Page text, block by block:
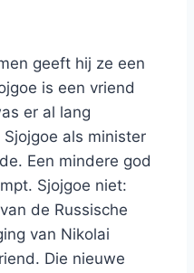
geeft hij ze een
is een vriend
er al lang
als minister
Een mindere god
Sjojgoe niet:
de Russische
van Nikolai
Die nieuwe